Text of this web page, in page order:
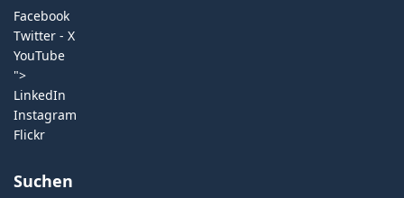
Facebook
Twitter - X
YouTube
">
LinkedIn
Instagram
Flickr
Suchen